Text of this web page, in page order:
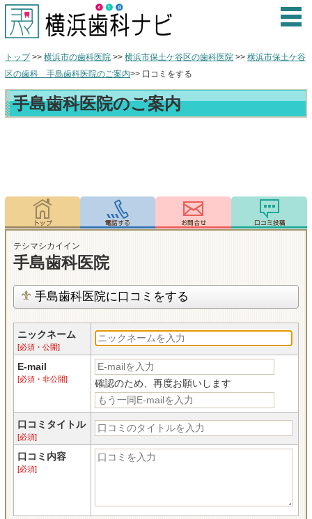
トップ>> 横浜市の歯科医院 >> 横浜市保土ケ谷区の歯科医院 >> 横浜市保土ケ谷
区の歯科 手島歯科医院のご案内>> 口コミをする
手島歯科医院のご案内
テシマシカイイン
手島歯科医院
手島歯科医院に口コミをする
ニックネーム
[必須・公開]
E-mail
[必須・非公開] 確認のため、再度お願いします
口コミタイトル
[必須]
口コミ内容
[必須]